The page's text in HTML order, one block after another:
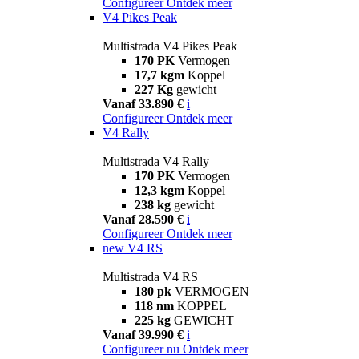
V4 Pikes Peak
Multistrada V4 Pikes Peak
170 PK Vermogen
17,7 kgm Koppel
227 Kg gewicht
Vanaf 33.890 € i
Configureer Ontdek meer
V4 Rally
Multistrada V4 Rally
170 PK Vermogen
12,3 kgm Koppel
238 kg gewicht
Vanaf 28.590 € i
Configureer Ontdek meer
new V4 RS
Multistrada V4 RS
180 pk VERMOGEN
118 nm KOPPEL
225 kg GEWICHT
Vanaf 39.990 € i
Configureer nu Ontdek meer